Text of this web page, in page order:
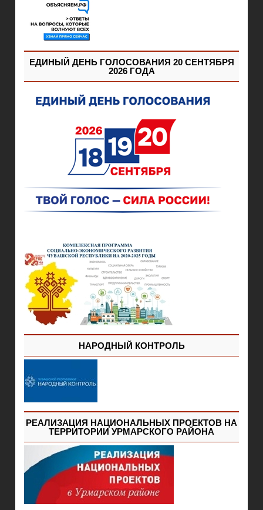
ЕДИНЫЙ ДЕНЬ ГОЛОСОВАНИЯ 20 СЕНТЯБРЯ
2026 ГОДА
НАРОДНЫЙ КОНТРОЛЬ
РЕАЛИЗАЦИЯ НАЦИОНАЛЬНЫХ ПРОЕКТОВ НА
ТЕРРИТОРИИ УРМАРСКОГО РАЙОНА